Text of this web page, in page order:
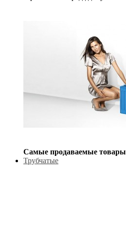
Самые продаваемые товары
Трубчатые